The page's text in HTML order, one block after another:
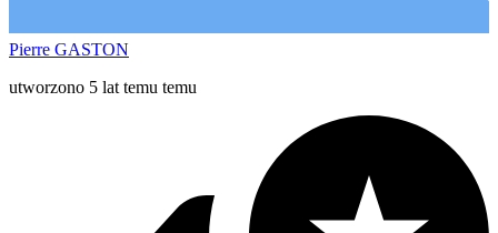
Pierre GASTON
utworzono 5 lat temu temu